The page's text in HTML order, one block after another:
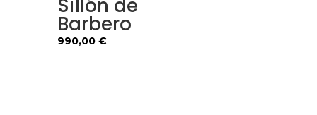
Sillón de
Barbero
990,00 €